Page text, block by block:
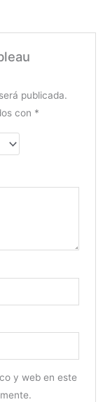
publicada.
con *
y web en este